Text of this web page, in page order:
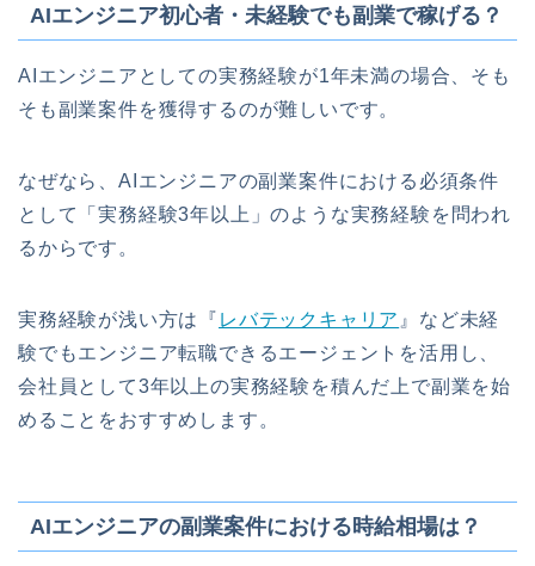
AIエンジニア初心者・未経験でも副業で稼げる？
AIエンジニアとしての実務経験が1年未満の場合、そも
そも副業案件を獲得するのが難しいです。
なぜなら、AIエンジニアの副業案件における必須条件
として「実務経験3年以上」のような実務経験を問われ
るからです。
実務経験が浅い方は『 レバテックキャリア 』など未経
験でもエンジニア転職できるエージェントを活用し、
会社員として3年以上の実務経験を積んだ上で副業を始
めることをおすすめします。
AIエンジニアの副業案件における時給相場は？